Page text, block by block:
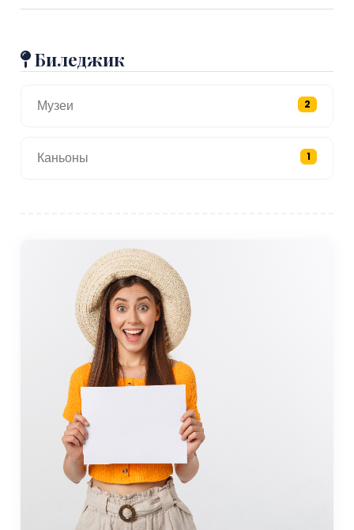
Биледжик
Музеи 2
Каньоны 1